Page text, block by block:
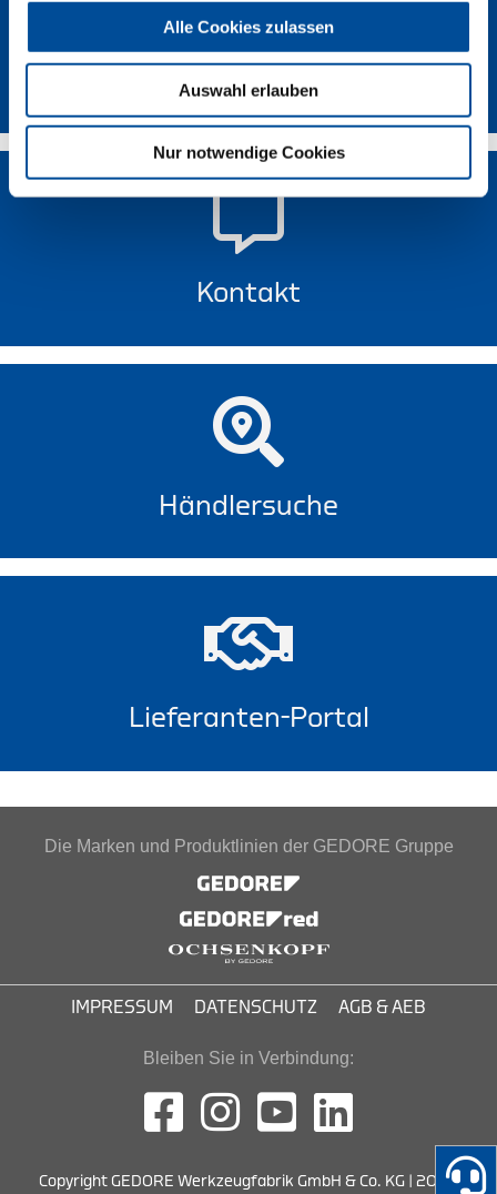
Alle Cookies zulassen
Auswahl erlauben
Nur notwendige Cookies
Newsletter
Kontakt
Händlersuche
Lieferanten-Portal
Die Marken und Produktlinien der GEDORE Gruppe
IMPRESSUM DATENSCHUTZ AGB & AEB
Bleiben Sie in Verbindung:
Copyright GEDORE Werkzeugfabrik GmbH & Co. KG | 2026